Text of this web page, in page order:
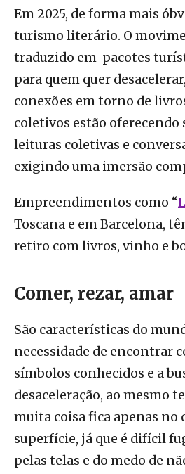
Em 2025, de forma mais
turismo literário. O
traduzido em pacotes
para quem quer
conexões em torno de
coletivos estão oferecendo
leituras coletivas e
exigindo uma imersão
Empreendimentos como “
Toscana e em Barcelona,
retiro com livros, vinho e
Comer, rezar, amar
São características do
necessidade de encontrar
símbolos conhecidos e a
desaceleração, ao mesmo
muita coisa fica apenas no
superfície, já que é difícil
pelas telas e do medo de